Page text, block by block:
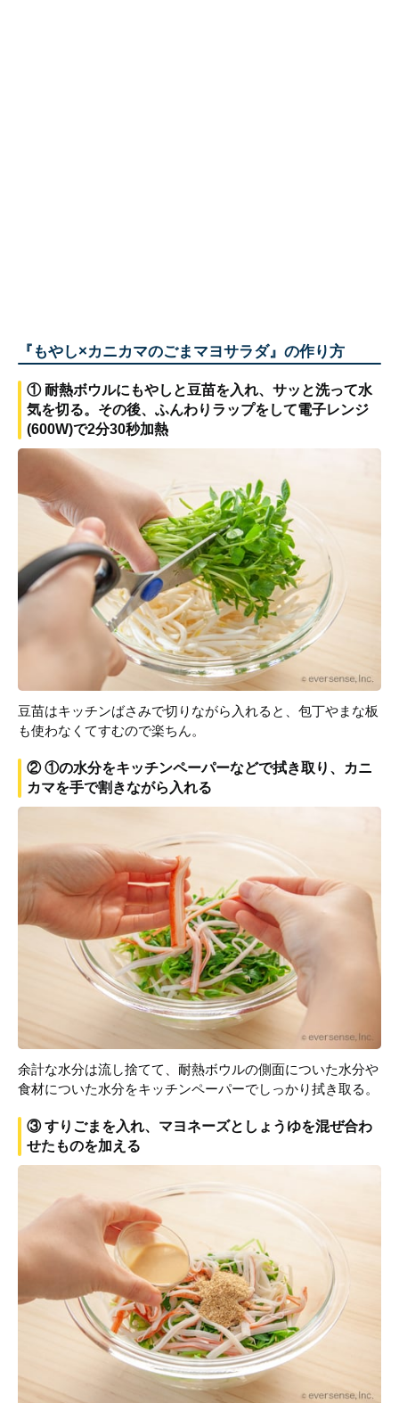
『もやし×カニカマのごまマヨサラダ』の作り方
① 耐熱ボウルにもやしと豆苗を入れ、サッと洗って水
気を切る。その後、ふんわりラップをして電子レンジ
(600W)で2分30秒加熱
豆苗はキッチンばさみで切りながら入れると、包丁やまな板
も使わなくてすむので楽ちん。
② ①の水分をキッチンペーパーなどで拭き取り、カニ
カマを手で割きながら入れる
余計な水分は流し捨てて、耐熱ボウルの側面についた水分や
食材についた水分をキッチンペーパーでしっかり拭き取る。
③ すりごまを入れ、マヨネーズとしょうゆを混ぜ合わ
せたものを加える